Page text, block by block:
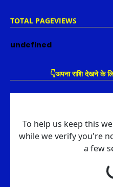
TOTAL PAGEVIEWS
undefined
👇अपना राशि देखने के